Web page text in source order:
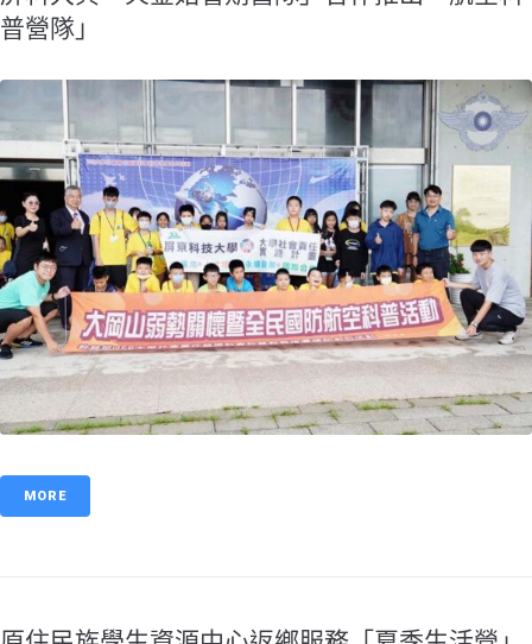
普營隊」
MORE